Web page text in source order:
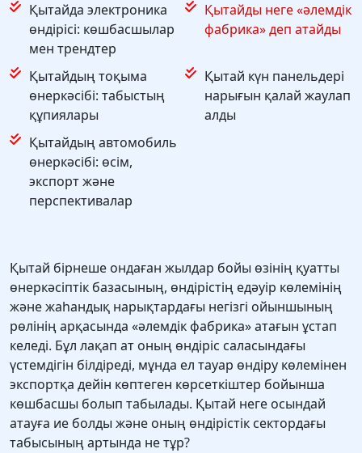
Қытайда электроника
өндірісі: көшбасшылар
мен трендтер
Қытайды неге «әлемдік
фабрика» деп атайды
Қытайдың тоқыма
өнеркәсібі: табыстың
құпиялары
Қытай күн панельдері
нарығын қалай жаулап
алды
Қытайдың автомобиль
өнеркәсібі: өсім,
экспорт және
перспективалар
Қытай бірнеше ондаған жылдар бойы өзінің қуатты
өнеркәсіптік базасының, өндірістің едәуір көлемінің
және жаһандық нарықтардағы негізгі ойыншының
рөлінің арқасында «әлемдік фабрика» атағын ұстап
келеді. Бұл лақап ат оның өндіріс саласындағы
үстемдігін білдіреді, мұнда ел тауар өндіру көлемінен
экспортқа дейін көптеген көрсеткіштер бойынша
көшбасшы болып табылады. Қытай неге осындай
атауға ие болды және оның өндірістік сектордағы
табысының артында не тұр?